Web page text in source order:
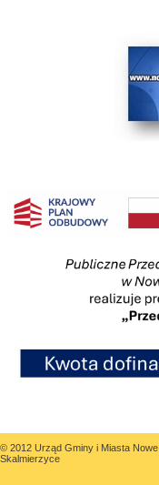
© 2012 Urząd Gminy i Miasta Nowe
Skalmierzyce